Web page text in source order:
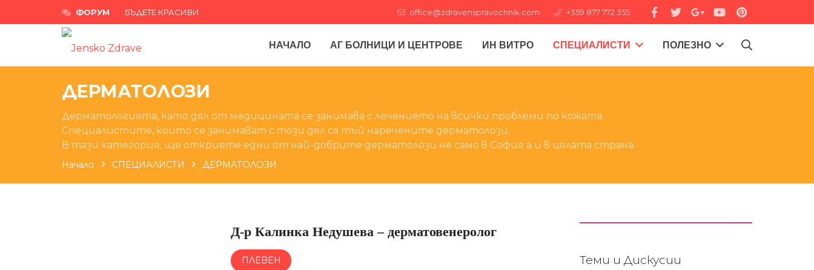
ФОРУМ БЪДЕТЕ КРАСИВИ office@zdravenspravochnik.com +359 877 772 355
НАЧАЛО АГ БОЛНИЦИ И ЦЕНТРОВЕ ИН ВИТРО СПЕЦИАЛИСТИ ПОЛЕЗНО
ДЕРМАТОЛОЗИ
Дерматологията, като дял от медицината се занимава с лечението на всички проблеми по кожата.
Специалистите, които се занимават с този дял са тъй наречените дерматолози.
В тази категория, ще откриете едни от най-добрите дерматолози не само в София а и в цялата страна.
Начало СПЕЦИАЛИСТИ ДЕРМАТОЛОЗИ
Д-р Калинка Недушева – дерматовенеролог
ПЛЕВЕН Теми и Дискусии